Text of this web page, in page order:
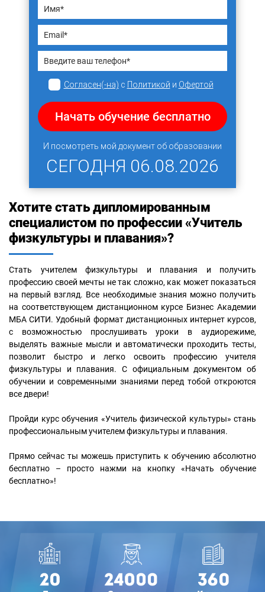
Согласен(-на) с Политикой и Офертой
Начать обучение бесплатно
И посмотреть мой документ об образовании
СЕГОДНЯ 06.08.2026
Хотите стать дипломированным
специалистом по профессии «Учитель
физкультуры и плавания»?
Стать учителем физкультуры и плавания и получить
профессию своей мечты не так сложно, как может показаться
на первый взгляд. Все необходимые знания можно получить
на соответствующем дистанционном курсе Бизнес Академии
МБА СИТИ. Удобный формат дистанционных интернет курсов,
с возможностью прослушивать уроки в аудиорежиме,
выделять важные мысли и автоматически проходить тесты,
позволит быстро и легко освоить профессию учителя
физкультуры и плавания. С официальным документом об
обучении и современными знаниями перед тобой откроются
все двери!
Пройди курс обучения «Учитель физической культуры» стань
профессиональным учителем физкультуры и плавания.
Прямо сейчас ты можешь приступить к обучению абсолютно
бесплатно – просто нажми на кнопку «Начать обучение
бесплатно»!